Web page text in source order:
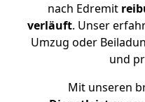
nach Edremit
verläuft. Unser
Umzug oder
und
Mit unseren